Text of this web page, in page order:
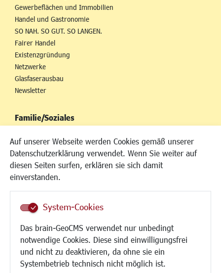
Auf unserer Webseite werden Cookies gemäß unserer
Datenschutzerklärung verwendet. Wenn Sie weiter auf
diesen Seiten surfen, erklären sie sich damit
einverstanden.
System-Cookies
Das brain-GeoCMS verwendet nur unbedingt
notwendige Cookies. Diese sind einwilligungsfrei
und nicht zu deaktivieren, da ohne sie ein
Systembetrieb technisch nicht möglich ist.
Gewerbeflächen und Immobilien
Handel und Gastronomie
SO NAH. SO GUT. SO LANGEN.
Fairer Handel
Existenzgründung
Netzwerke
Glasfaserausbau
Newsletter
Familie/Soziales
Kinderbetreuung
Kinder und Jugend
Institutionen für Familien
Frauen
Schule
Demokratie leben
Ukrainehilfe
Hilfe für Geflüchtete
Religion